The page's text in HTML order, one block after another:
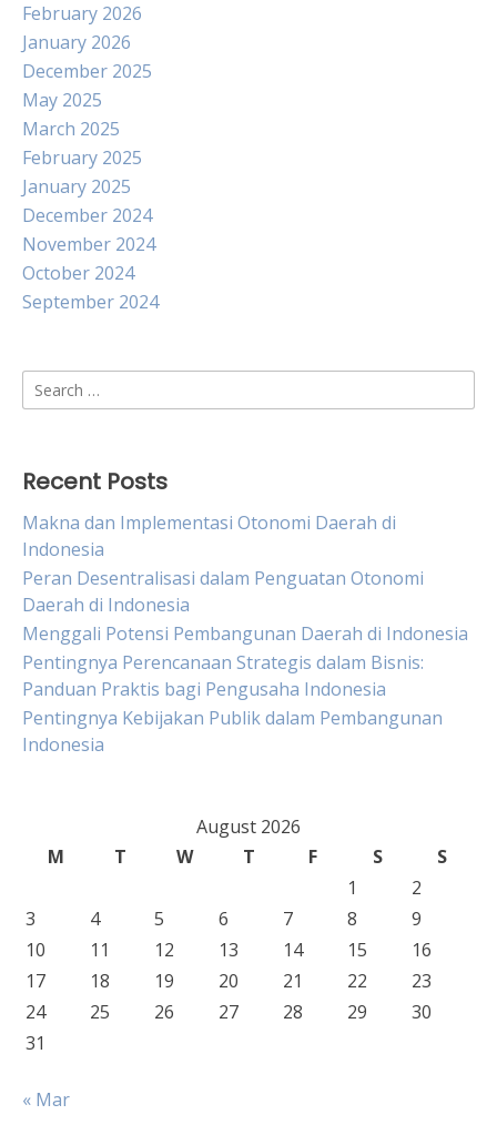
February 2026
January 2026
December 2025
May 2025
March 2025
February 2025
January 2025
December 2024
November 2024
October 2024
September 2024
Search
for:
Recent Posts
Makna dan Implementasi Otonomi Daerah di
Indonesia
Peran Desentralisasi dalam Penguatan Otonomi
Daerah di Indonesia
Menggali Potensi Pembangunan Daerah di Indonesia
Pentingnya Perencanaan Strategis dalam Bisnis:
Panduan Praktis bagi Pengusaha Indonesia
Pentingnya Kebijakan Publik dalam Pembangunan
Indonesia
August 2026
M
T W T F S
S
1
2
3
4 5 6 7 8
9
10
11 12 13 14 15
16
17
18 19 20 21 22
23
24
25 26 27 28 29
30
31
« Mar